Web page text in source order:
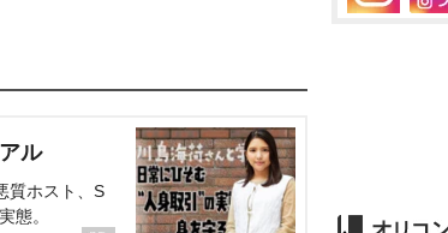
ル
質ホスト、S
態。